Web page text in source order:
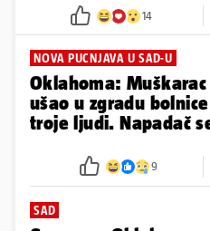
14
NOVA PUCNJAVA U SAD-U
Oklahoma: Muškarac
ušao u zgradu
troje ljudi. Napadač
9
SAD